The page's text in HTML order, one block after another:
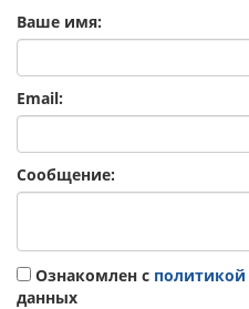
Ваше имя:
Email:
Сообщение:
Ознакомлен с политикой
данных